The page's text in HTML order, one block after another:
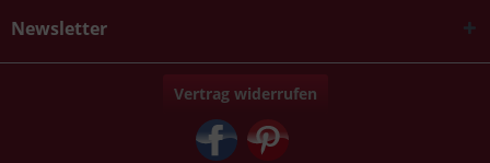
Newsletter
Vertrag widerrufen